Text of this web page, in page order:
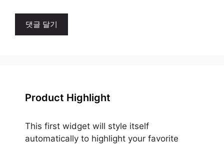
Product Highlight
This first widget will style itself
automatically to highlight your favorite